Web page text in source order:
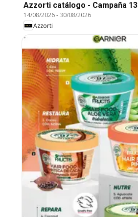
Azzorti catálogo - Campaña 13
14/08/2026-30/08/2026
Azzorti